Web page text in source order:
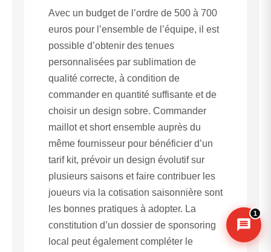
1
Assistant B.EASE
● En ligne
Messenger · Instagram
Avec un budget de l’ordre de 500 à 700
euros pour l’ensemble de l’équipe, il est
possible d’obtenir des tenues
personnalisées par sublimation de
qualité correcte, à condition de
commander en quantité suffisante et de
choisir un design sobre. Commander
maillot et short ensemble auprès du
même fournisseur pour bénéficier d’un
tarif kit, prévoir un design évolutif sur
plusieurs saisons et faire contribuer les
joueurs via la cotisation saisonnière sont
les bonnes pratiques à adopter. La
constitution d’un dossier de sponsoring
local peut également compléter le